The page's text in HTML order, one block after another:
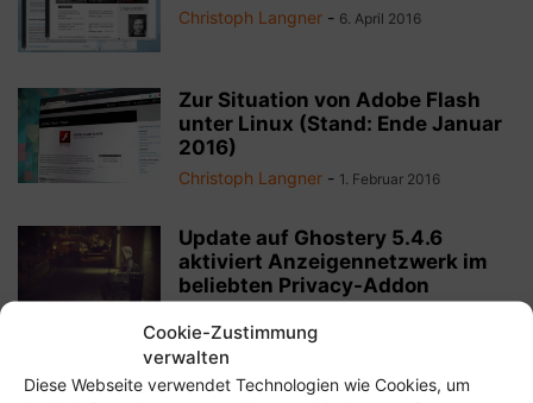
Cookie-Zustimmung
verwalten
Diese Webseite verwendet Technologien wie Cookies, um
Christoph Langner - 6. April 2016
Zur Situation von Adobe Flash
unter Linux (Stand: Ende Januar
2016)
Christoph Langner - 1. Februar 2016
Update auf Ghostery 5.4.6
aktiviert Anzeigennetzwerk im
beliebten Privacy-Addon
Pfeilschnell und Open-Source,